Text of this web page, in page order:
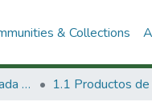
& Collections
1. Investigación Financiada con Recursos Públicos